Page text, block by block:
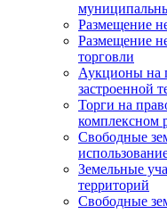
Размещение
Размещение
торговли
Аукционы на
застроенной
Торги на
комплексном
Свободные
Земельные
территорий
Свободные